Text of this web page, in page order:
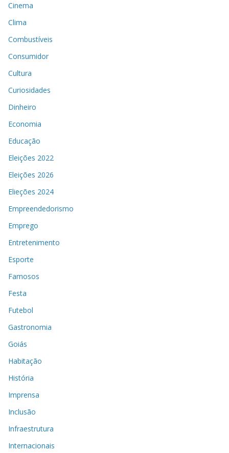
Cinema
Clima
Combustíveis
Consumidor
Cultura
Curiosidades
Dinheiro
Economia
Educação
Eleições 2022
Eleições 2026
Elieções 2024
Empreendedorismo
Emprego
Entretenimento
Esporte
Famosos
Festa
Futebol
Gastronomia
Goiás
Habitação
História
Imprensa
Inclusão
Infraestrutura
Internacionais